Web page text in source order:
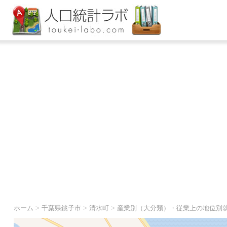
ホーム > 千葉県銚子市> 清水町> 産業別（大分類）・従業上の地位別